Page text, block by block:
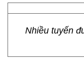
Nhiều tuyến